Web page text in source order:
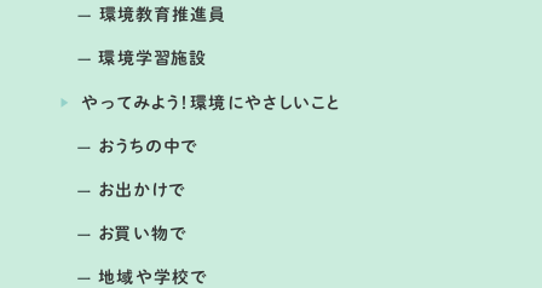
開催日の変更あり）
ままず調査団
環境教育推進員
環境学習施設
やってみよう！環境にやさしいこと
おうちの中で
お出かけで
お買い物で
地域や学校で